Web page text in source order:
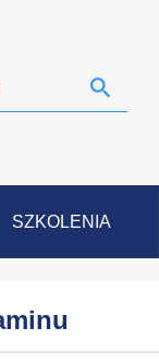
SZKOLENIA